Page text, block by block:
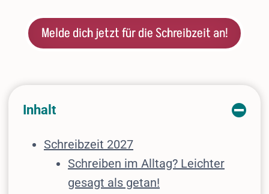
Melde dich jetzt für die Schreibzeit an!
Inhalt
Schreibzeit 2027
Schreiben im Alltag? Leichter
gesagt als getan!